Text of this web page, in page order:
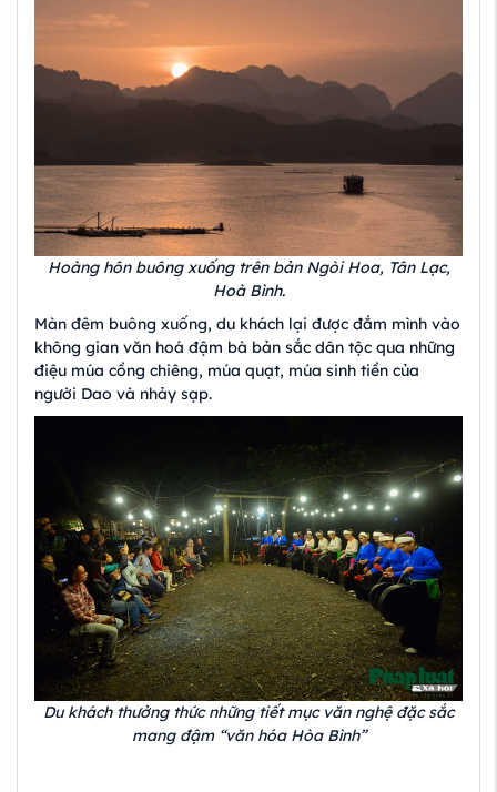
Hoàng hôn buông xuống trên bản Ngòi Hoa, Tân Lạc,
Hoà Bình.
Màn đêm buông xuống, du khách lại được đắm mình vào
không gian văn hoá đậm bà bản sắc dân tộc qua những
điệu múa cồng chiêng, múa quạt, múa sinh tiền của
người Dao và nhảy sạp.
Du khách thưởng thức những tiết mục văn nghệ đặc sắc
mang đậm “văn hóa Hòa Bình”